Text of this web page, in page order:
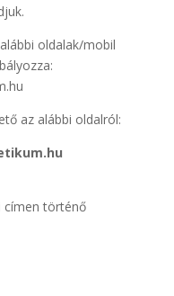
oldalak/mobil
az alábbi oldalról:
címen történő